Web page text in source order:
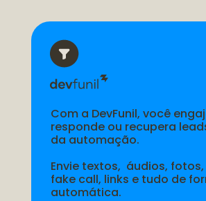
Com a DevFunil, você
responde ou recupera
da automação.
Envie textos,  áudios,
fake call, links e tudo de
automática.